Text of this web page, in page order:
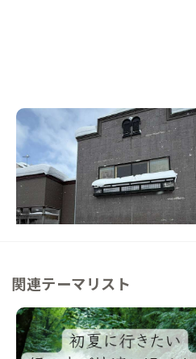
大館A邸
秋田県 ゲストハウス
【銭湯徒歩0分】忠犬ハチ公のふるさ
館の商店街で暮らすように滞在
この家からの距離 36km
関連テーマリスト